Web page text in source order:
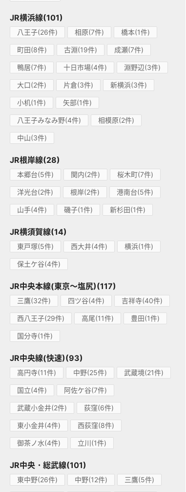
JR横浜線(101)
八王子(26件) 相原(7件) 橋本(1件)
町田(8件) 古淵(19件) 成瀬(7件)
鴨居(7件) 十日市場(4件) 淵野辺(3件)
大口(2件) 片倉(3件) 新横浜(3件)
小机(1件) 矢部(1件)
八王子みなみ野(4件) 相模原(2件)
中山(3件)
JR根岸線(28)
本郷台(5件) 関内(2件) 桜木町(7件)
洋光台(2件) 根岸(2件) 港南台(5件)
山手(4件) 磯子(1件) 新杉田(1件)
JR横須賀線(14)
東戸塚(5件) 西大井(4件) 横浜(1件)
保土ケ谷(4件)
JR中央本線(東京～塩尻)(117)
三鷹(32件) 四ツ谷(4件) 吉祥寺(40件)
西八王子(29件) 高尾(11件) 豊田(1件)
国分寺(1件)
JR中央線(快速)(93)
高円寺(11件) 中野(25件) 武蔵境(21件)
国立(4件) 阿佐ケ谷(7件)
武蔵小金井(2件) 荻窪(6件)
東小金井(4件) 西荻窪(8件)
御茶ノ水(4件) 立川(1件)
JR中央・総武線(101)
東中野(26件) 中野(12件) 三鷹(5件)